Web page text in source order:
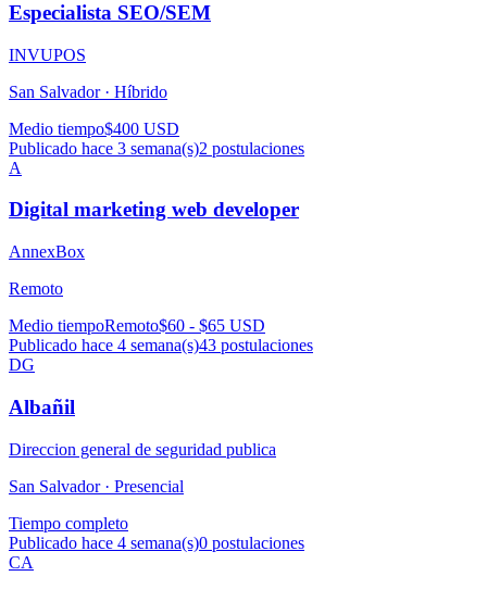
Especialista SEO/SEM
INVUPOS
San Salvador · Híbrido
Medio tiempo$400 USD
Publicado hace 3 semana(s)2 postulaciones
A
Digital marketing web developer
AnnexBox
Remoto
Medio tiempoRemoto$60 - $65 USD
Publicado hace 4 semana(s)43 postulaciones
DG
Albañil
Direccion general de seguridad publica
San Salvador · Presencial
Tiempo completo
Publicado hace 4 semana(s)0 postulaciones
CA